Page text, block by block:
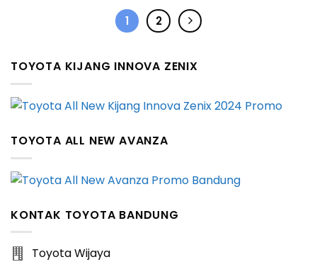
1 2
TOYOTA KIJANG INNOVA ZENIX
TOYOTA ALL NEW AVANZA
KONTAK TOYOTA BANDUNG
Toyota Wijaya